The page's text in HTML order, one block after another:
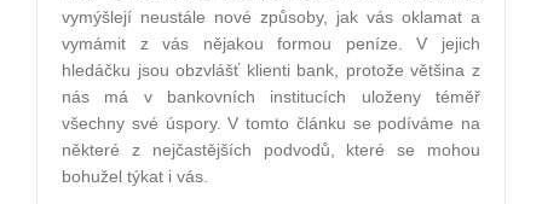
vymýšlejí neustále nové způsoby, jak vás oklamat a
vymámit z vás nějakou formou peníze. V jejich
hledáčku jsou obzvlášť klienti bank, protože většina z
nás má v bankovních institucích uloženy téměř
všechny své úspory. V tomto článku se podíváme na
některé z nejčastějších podvodů, které se mohou
bohužel týkat i vás.